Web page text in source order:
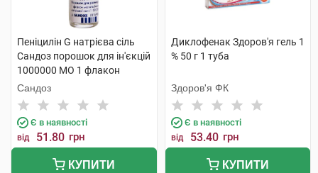
Пеніцилін G натрієва сіль
Сандоз порошок для ін'єкцій
1000000 МО 1 флакон
Сандоз
Є в наявності
від 51.80 грн
КУПИТИ
Диклофенак Здоров'я гель 1
% 50 г 1 туба
Здоров'я ФК
Є в наявності
від 53.40 грн
КУПИТИ